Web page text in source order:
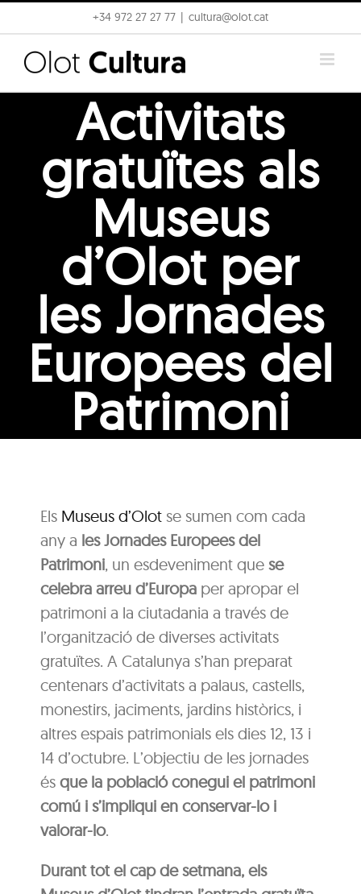
to
content
+34 972 27 27 77 cultura@olot.cat
Activitats
gratuïtes als
Museus
d’Olot per
les Jornades
Europees del
Patrimoni
Els Museus d’Olot se sumen com cada
any a les Jornades Europees del
Patrimoni, un esdeveniment que se
celebra arreu d’Europa per apropar el
patrimoni a la ciutadania a través de
l’organització de diverses activitats
gratuïtes. A Catalunya s’han preparat
centenars d’activitats a palaus, castells,
monestirs, jaciments, jardins històrics, i
altres espais patrimonials els dies 12, 13 i
14 d’octubre. L’objectiu de les jornades
és que la població conegui el patrimoni
comú i s’impliqui en conservar-lo i
valorar-lo.
Durant tot el cap de setmana, els